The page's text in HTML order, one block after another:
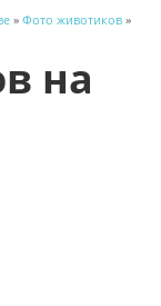
»Фото животиков »
на